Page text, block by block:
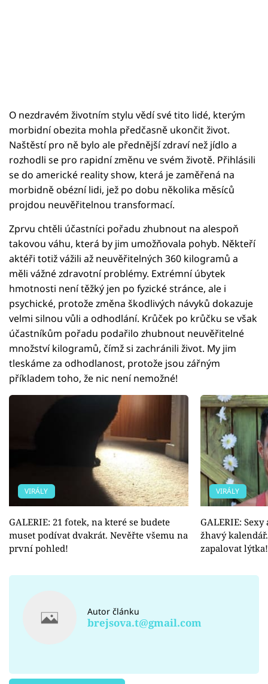
O nezdravém životním stylu vědí své tito lidé, kterým
morbidní obezita mohla předčasně ukončit život.
Naštěstí pro ně bylo ale přednější zdraví než jídlo a
rozhodli se pro rapidní změnu ve svém životě. Přihlásili
se do americké reality show, která je zaměřená na
morbidně obézní lidi, jež po dobu několika měsíců
projdou neuvěřitelnou transformací.
Zprvu chtěli účastníci pořadu zhubnout na alespoň
takovou váhu, která by jim umožňovala pohyb. Někteří
aktéři totiž vážili až neuvěřitelných 360 kilogramů a
měli vážné zdravotní problémy. Extrémní úbytek
hmotnosti není těžký jen po fyzické stránce, ale i
psychické, protože změna škodlivých návyků dokazuje
velmi silnou vůli a odhodlání. Krůček po krůčku se však
účastníkům pořadu podařilo zhubnout neuvěřitelné
množství kilogramů, čímž si zachránili život. My jim
tleskáme za odhodlanost, protože jsou zářným
příkladem toho, že nic není nemožné!
VIRÁLY
GALERIE: 21 fotek, na které se budete
muset podívat dvakrát. Nevěřte všemu na
první pohled!
VIRÁLY
GALERIE:
žhavý
zapalovat lýtka!
Autor článku
brejsova.t@gmail.com